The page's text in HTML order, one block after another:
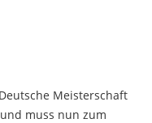
Meisterschaft
muss nun zum